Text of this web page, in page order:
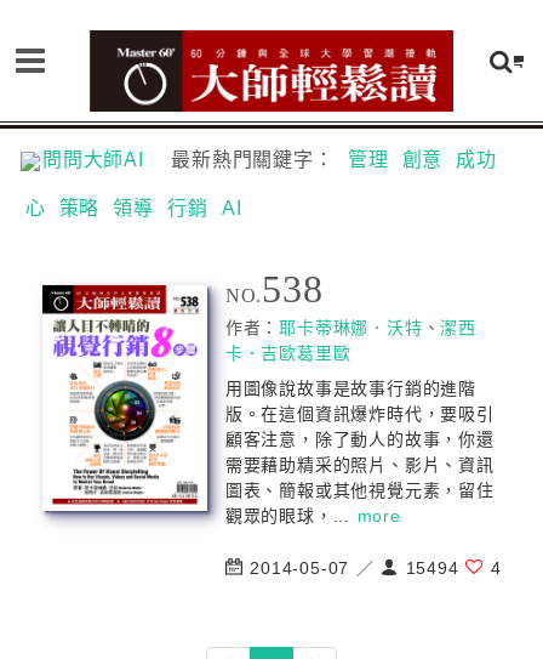
問問大師AI 最新熱門關鍵字： 管理 創意 成功
心 策略 領導 行銷 AI
NO. 538
作者：耶卡蒂琳娜．沃特 、潔西
卡．吉歐葛里歐
用圖像說故事是故事行銷的進階
版。在這個資訊爆炸時代，要吸引
顧客注意，除了動人的故事，你還
需要藉助精采的照片、影片、資訊
圖表、簡報或其他視覺元素，留住
觀眾的眼球，... more
2014-05-07 ／ 15494 4